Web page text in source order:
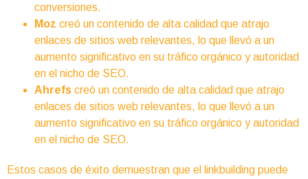
conversiones.
Moz creó un contenido de alta calidad que atrajo
enlaces de sitios web relevantes, lo que llevó a un
aumento significativo en su tráfico orgánico y autoridad
en el nicho de SEO.
Ahrefs creó un contenido de alta calidad que atrajo
enlaces de sitios web relevantes, lo que llevó a un
aumento significativo en su tráfico orgánico y autoridad
en el nicho de SEO.
Estos casos de éxito demuestran que el linkbuilding puede